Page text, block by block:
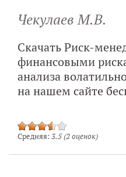
Чекулаев М.В.
Скачать Риск-
финансовыми
анализа
на нашем сайте
Средняя:3.5(2оценок)